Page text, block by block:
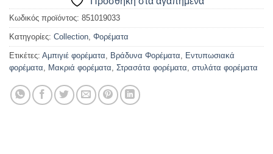
Κωδικός προϊόντος: 851019033
Κατηγορίες: Collection, Φορέματα
Ετικέτες: Αμπιγιέ φορέματα, Βράδυνα Φορέματα, Εντυπωσιακά
φορέματα, Μακριά φορέματα, Στρασάτα φορέματα, στυλάτα φορέματα